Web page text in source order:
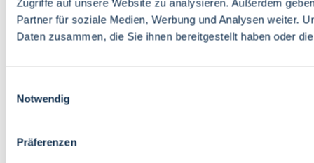
Zugriffe auf unsere Website zu analysieren. Außerdem
Partner für soziale Medien, Werbung und Analysen weiter.
Daten zusammen, die Sie ihnen bereitgestellt haben oder
Notwendig
Präferenzen